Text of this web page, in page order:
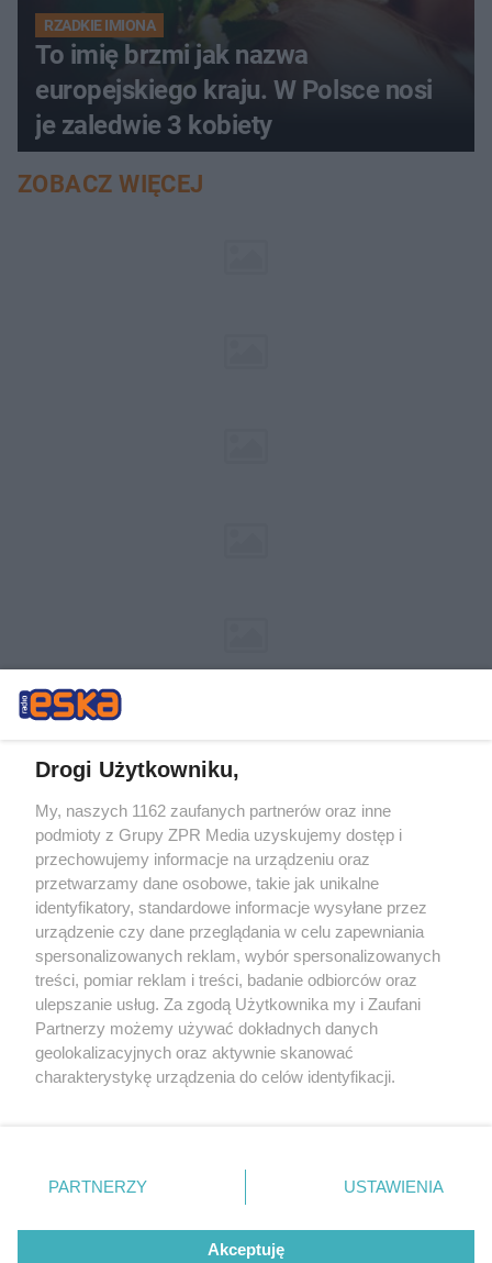
RZADKIE IMIONA
To imię brzmi jak nazwa
europejskiego kraju. W Polsce nosi
je zaledwie 3 kobiety
ZOBACZ WIĘCEJ
Żaden utwór zamieszczony w serwisie nie może być powielany i
rozpowszechniany lub dalej rozpowszechniany w jakikolwiek sposób (w
tym także elektroniczny lub mechaniczny) na jakimkolwiek polu
eksploatacji w jakiejkolwiek formie, włącznie z umieszczaniem w
Internecie bez pisemnej zgody właściciela praw. Jakiekolwiek użycie lub
wykorzystanie utworów w całości lub w części z naruszeniem prawa,
tzn. bez właściwej zgody, jest zabronione pod groźbą kary i może być
ścigane prawnie.
© 2026 Grupa ZPR Media
Drogi Użytkowniku,
My, naszych 1162 zaufanych partnerów oraz inne
podmioty z Grupy ZPR Media uzyskujemy dostęp i
przechowujemy informacje na urządzeniu oraz
przetwarzamy dane osobowe, takie jak unikalne
identyfikatory, standardowe informacje wysyłane przez
urządzenie czy dane przeglądania w celu zapewniania
spersonalizowanych reklam, wybór spersonalizowanych
treści, pomiar reklam i treści, badanie odbiorców oraz
ulepszanie usług. Za zgodą Użytkownika my i Zaufani
Partnerzy możemy używać dokładnych danych
geolokalizacyjnych oraz aktywnie skanować
charakterystykę urządzenia do celów identyfikacji.
zmienić/wycofać klikając przycisk ustawień prywatności
znajdujący się w lewym dolnym rogu strony
rodzaje przetwarzania danych nie wymagają zgody
użytkownika, ale masz prawo sprzeciwić się takiemu
PARTNERZY USTAWIENIA
Akceptuję